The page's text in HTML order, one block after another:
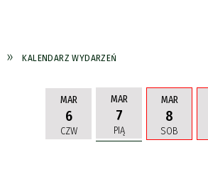
KALENDARZ WYDARZEŃ
MAR
6
CZW
MAR
7
PIĄ
MAR
8
SOB